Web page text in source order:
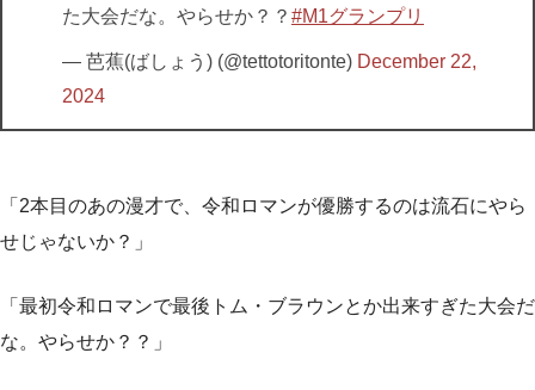
た大会だな。やらせか？？ #M1グランプリ
— 芭蕉(ばしょう) (@tettotoritonte) December 22,
2024
「2本目のあの漫才で、令和ロマンが優勝するのは流石にやら
せじゃないか？ 」
「最初令和ロマンで最後トム・ブラウンとか出来すぎた大会だ
な。やらせか？？」